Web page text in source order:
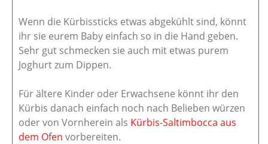
Wenn die Kürbissticks etwas abgekühlt sind, könnt
ihr sie eurem Baby einfach so in die Hand geben.
Sehr gut schmecken sie auch mit etwas purem
Joghurt zum Dippen.
Für ältere Kinder oder Erwachsene könnt ihr den
Kürbis danach einfach noch nach Belieben würzen
oder von Vornherein als Kürbis-Saltimbocca aus
dem Ofen vorbereiten.